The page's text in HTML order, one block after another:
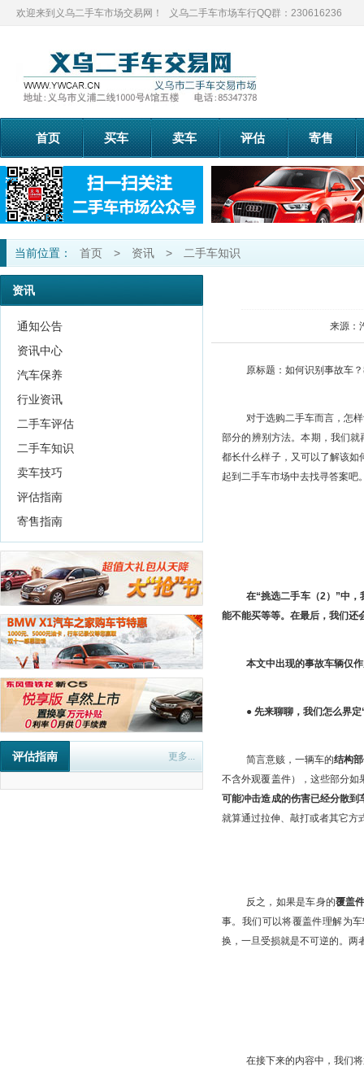
欢迎来到义乌二手车市场交易网！ 义乌二手车市场车行QQ群：230616236
首页 买车 卖车 评估 寄售
当前位置： 首页 > 资讯 > 二手车知识
资讯
通知公告
资讯中心
汽车保养
行业资讯
二手车评估
二手车知识
卖车技巧
评估指南
寄售指南
评估指南 更多...
来源：
原标题：如何识别事故车
对于选购二手车而言，怎
部分的辨别方法。本期，我们
都长什么样子，又可以了解该
起到二手车市场中去找寻答案吧
在“挑选二手车（2）”中
能不能买等等。在最后，我们还
本文中出现的事故车辆仅
● 先来聊聊，我们怎么界定
简言意赅，一辆车的结构
不含外观覆盖件），这些部分
可能冲击造成的伤害已经分散到
就算通过拉伸、敲打或者其它方
反之，如果是车身的覆盖
事。我们可以将覆盖件理解为
换，一旦受损就是不可逆的。两
在接下来的内容中，我们